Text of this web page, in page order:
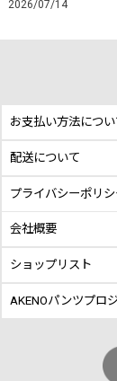
2026/07/14
お支払い方法につい
配送について
プライバシーポリシ
会社概要
ショップリスト
AKENOパンツプロ